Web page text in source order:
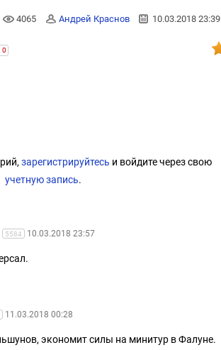
4065 Андрей Краснов 10.03.2018 23:39
0
зарегистрируйтесь и войдите через свою
учетную запись.
5584 10.03.2018 23:57
11.03.2018 00:28
экономит силы на минитур в Фалуне.